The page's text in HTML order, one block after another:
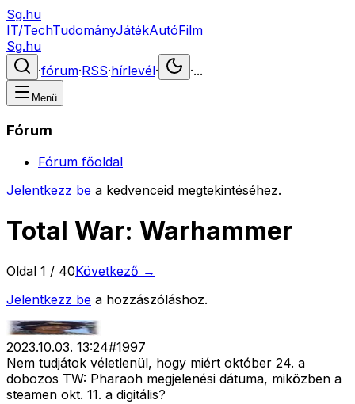
Sg.hu
IT/TechTudományJátékAutóFilm
Sg.hu
·fórum·RSS·hírlevél· ·...
Menü
Fórum
Fórum főoldal
Jelentkezz be a kedvenceid megtekintéséhez.
Total War: Warhammer
Oldal 1 / 40Következő →
Jelentkezz be a hozzászóláshoz.
2023.10.03. 13:24#1997
Nem tudjátok véletlenül, hogy miért október 24. a
dobozos TW: Pharaoh megjelenési dátuma, miközben a
steamen okt. 11. a digitális?